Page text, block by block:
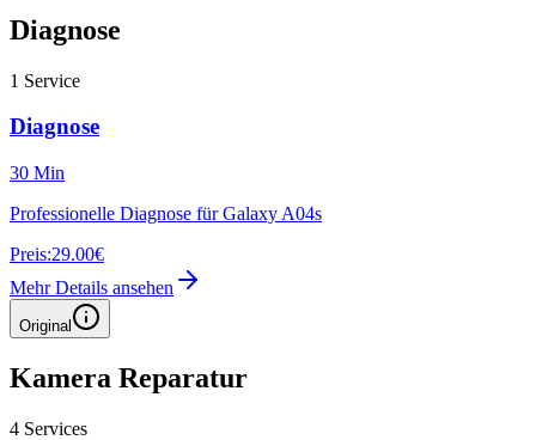
Diagnose
1 Service
Diagnose
30 Min
Professionelle Diagnose für Galaxy A04s
Preis:29.00€
Mehr Details ansehen
Original
Kamera Reparatur
4 Services